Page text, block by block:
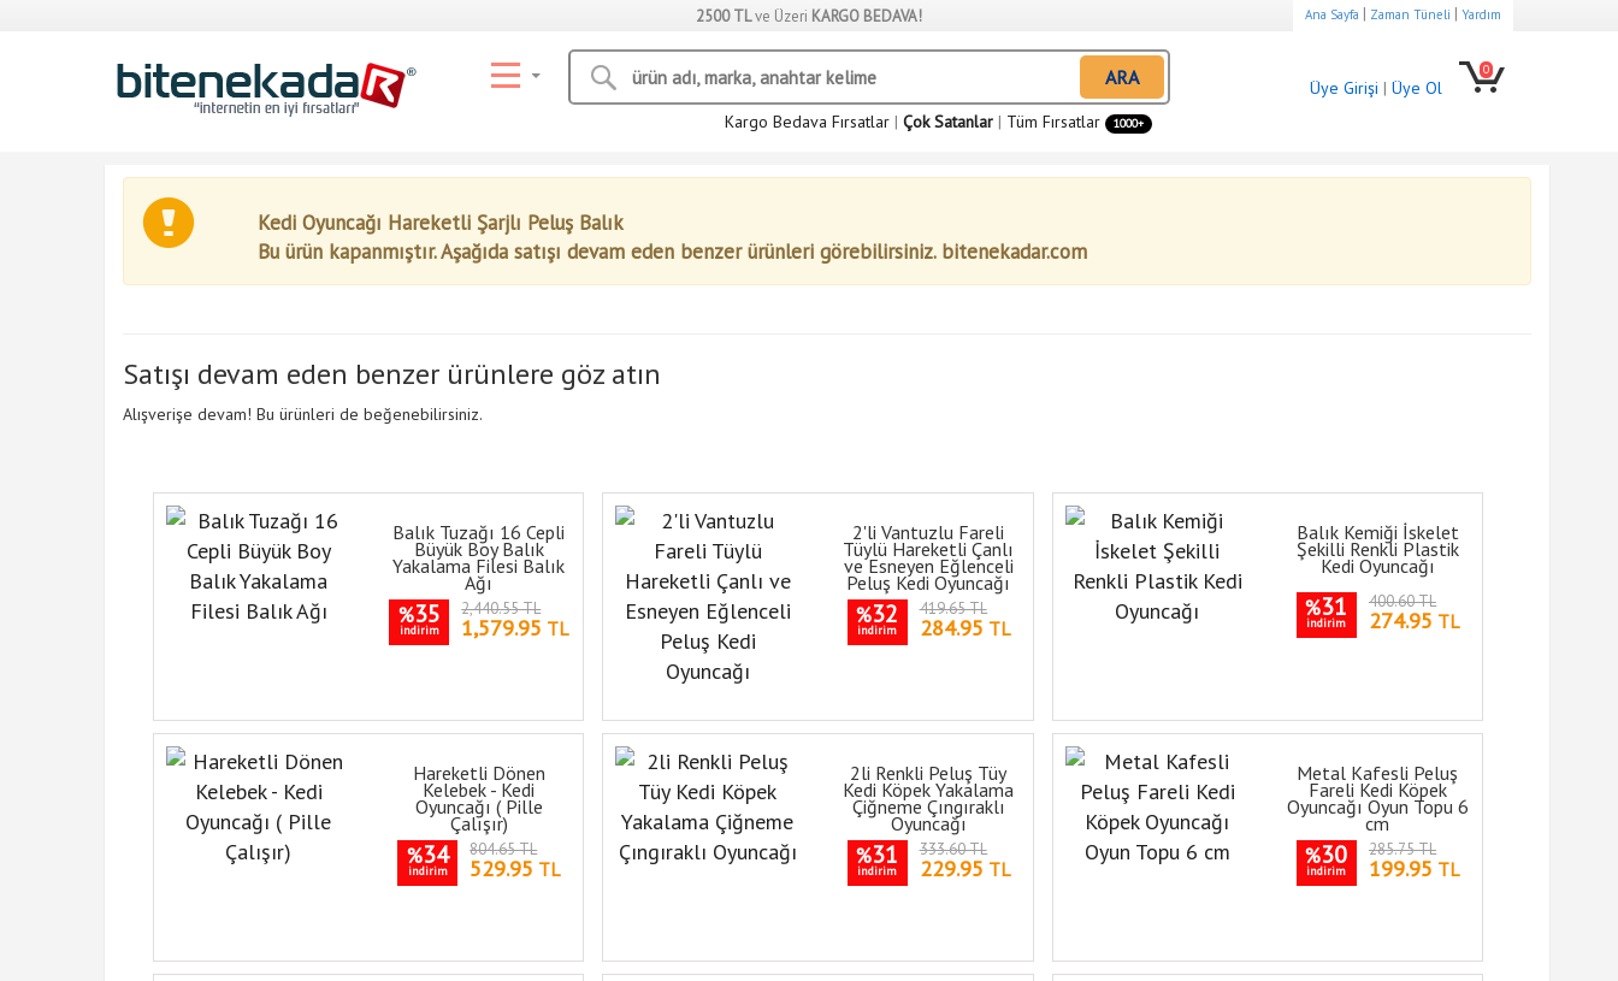
2500 TLve Üzeri KARGO BEDAVA! Ana Sayfa | Zaman Tüneli | Yardım
ARA
Kargo Bedava Fırsatlar | Çok Satanlar | Tüm Fırsatlar 1000+
Üye Girişi | Üye Ol
0
Kedi Oyuncağı Hareketli Şarjlı Peluş Balık
Bu ürün kapanmıştır. Aşağıda satışı devam eden benzer ürünleri görebilirsiniz. bitenekadar.com
Satışı devam eden benzer ürünlere göz atın
Alışverişe devam! Bu ürünleri de beğenebilirsiniz.
Balık Tuzağı 16 Cepli
Büyük Boy Balık
Yakalama Filesi Balık
Ağı
%35
indirim
2,440.55 TL
1,579.95 TL
2'li Vantuzlu Fareli
Tüylü Hareketli Çanlı
ve Esneyen Eğlenceli
Peluş Kedi Oyuncağı
%32
indirim
419.65 TL
284.95 TL
Balık Kemiği İskelet
Şekilli Renkli Plastik
Kedi Oyuncağı
%31
indirim
400.60 TL
274.95 TL
Hareketli Dönen
Kelebek - Kedi
Oyuncağı ( Pille
Çalışır)
%34
indirim
804.65 TL
529.95 TL
2li Renkli Peluş Tüy
Kedi Köpek Yakalama
Çiğneme Çıngıraklı
Oyuncağı
%31
indirim
333.60 TL
229.95 TL
Metal Kafesli Peluş
Fareli Kedi Köpek
Oyuncağı Oyun Topu 6
cm
%30
indirim
285.75 TL
199.95 TL